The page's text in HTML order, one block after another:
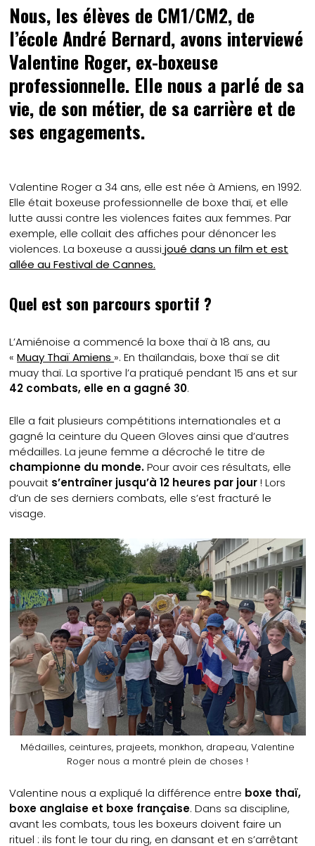
Nous, les élèves de CM1/CM2, de
l’école André Bernard, avons interviewé
Valentine Roger, ex-boxeuse
professionnelle. Elle nous a parlé de sa
vie, de son métier, de sa carrière et de
ses engagements.
Valentine Roger a 34 ans, elle est née à Amiens, en 1992.
Elle était boxeuse professionnelle de boxe thaï, et elle
lutte aussi contre les violences faites aux femmes. Par
exemple, elle collait des affiches pour dénoncer les
violences. La boxeuse a aussi joué dans un film et est
allée au Festival de Cannes.
Quel est son parcours sportif ?
L’Amiénoise a commencé la boxe thaï à 18 ans, au
«Muay Thaï Amiens ». En thaïlandais, boxe thaï se dit
muay thaï. La sportive l’a pratiqué pendant 15 ans et sur
42 combats, elle en a gagné 30.
Elle a fait plusieurs compétitions internationales et a
gagné la ceinture du Queen Gloves ainsi que d’autres
médailles. La jeune femme a décroché le titre de
championne du monde.Pour avoir ces résultats, elle
pouvait s’entraîner jusqu’à 12 heures par jour! Lors
d’un de ses derniers combats, elle s’est fracturé le
visage.
Médailles, ceintures, prajeets, monkhon, drapeau, Valentine
Roger nous a montré plein de choses !
Valentine nous a expliqué la différence entre boxe thaï,
boxe anglaise et boxe française. Dans sa discipline,
avant les combats, tous les boxeurs doivent faire un
rituel : ils font le tour du ring, en dansant et en s’arrêtant